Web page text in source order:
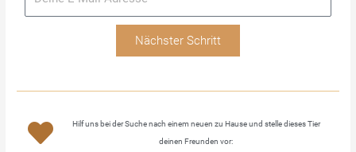
Nächster Schritt
Hilf uns bei der Suche nach einem neuen zu Hause und stelle dieses Tier
deinen Freunden vor: